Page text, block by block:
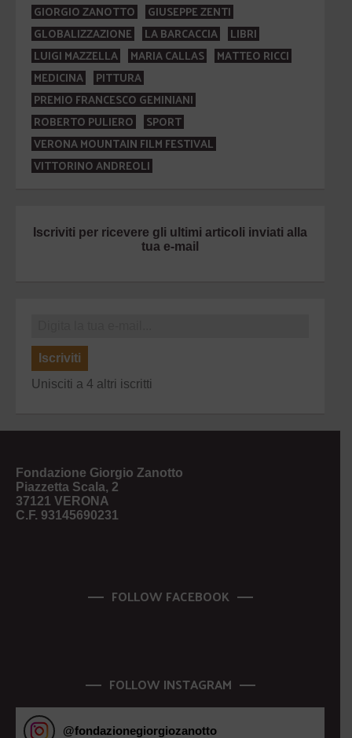
GIORGIO ZANOTTO
GIUSEPPE ZENTI
GLOBALIZZAZIONE
LA BARCACCIA
LIBRI
LUIGI MAZZELLA
MARIA CALLAS
MATTEO RICCI
MEDICINA
PITTURA
PREMIO FRANCESCO GEMINIANI
ROBERTO PULIERO
SPORT
VERONA MOUNTAIN FILM FESTIVAL
VITTORINO ANDREOLI
Iscriviti per ricevere gli ultimi articoli inviati alla
tua e-mail
Iscriviti
Unisciti a 4 altri iscritti
Fondazione Giorgio Zanotto
Piazzetta Scala, 2
37121 VERONA
C.F. 93145690231
FOLLOW FACEBOOK
FOLLOW INSTAGRAM
@fondazionegiorgiozanotto